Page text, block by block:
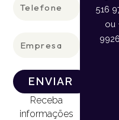
ENVIAR
Receba
informações
516
ou